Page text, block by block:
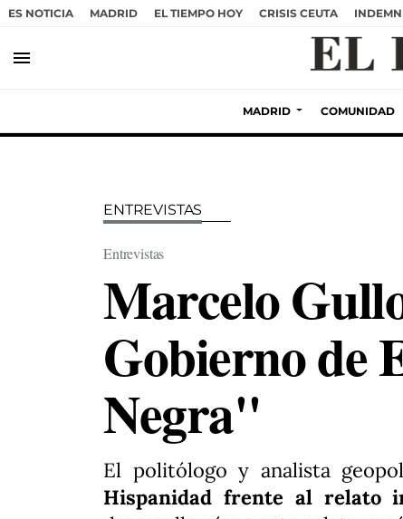
ES NOTICIA MADRID EL TIEMPO HOY CRISIS CEUTA
menu
MADRID COMUNIDAD
ENTREVISTAS
Entrevistas
Marcelo
Gobierno de
Negra"
El politólogo y analista
Hispanidad frente al relato